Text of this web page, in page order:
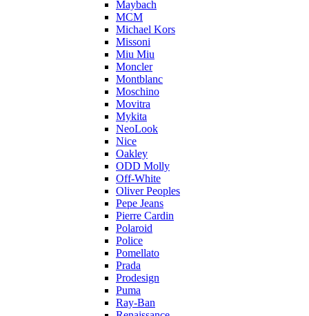
Maybach
MCM
Michael Kors
Missoni
Miu Miu
Moncler
Montblanc
Moschino
Movitra
Mykita
NeoLook
Nice
Oakley
ODD Molly
Off-White
Oliver Peoples
Pepe Jeans
Pierre Cardin
Polaroid
Police
Pomellato
Prada
Prodesign
Puma
Ray-Ban